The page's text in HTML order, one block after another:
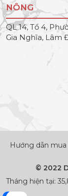
NÔNG
QL 14, Tổ 4,
Gia Nghĩa, Lâm
Hướng dẫn
© 2022
Tháng hiện tại: